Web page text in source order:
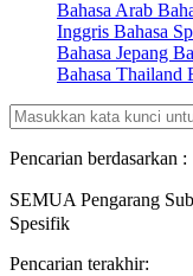
Bahasa Arab
Inggris Bahasa
Bahasa Jepang
Bahasa Thailand
Pencarian berdasarkan :
SEMUA Pengarang
Spesifik
Pencarian terakhir: